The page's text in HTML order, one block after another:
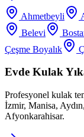
Ahmetbeyli
Belevi
Çeşme Boyalık
Evde Kulak
Profesyonel kulak
İzmir, Manisa,
Afyonkarahisar.